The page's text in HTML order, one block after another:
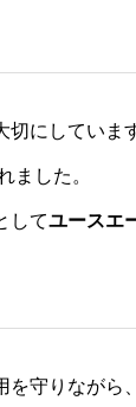
にしていま
ました。
してユースエ
守りなが